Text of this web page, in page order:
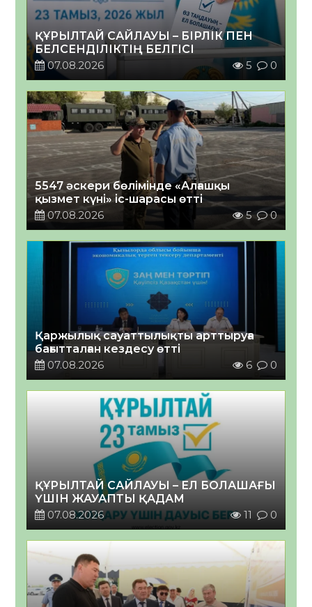
ҚҰРЫЛТАЙ САЙЛАУЫ – БІРЛІК ПЕН
БЕЛСЕНДІЛІКТІҢ БЕЛГІСІ
07.08.2026
5 0
5547 әскери бөлімінде «Алғашқы
қызмет күні» іс-шарасы өтті
07.08.2026
5 0
Қаржылық сауаттылықты арттыруға
бағытталған кездесу өтті
07.08.2026
6 0
ҚҰРЫЛТАЙ САЙЛАУЫ – ЕЛ БОЛАШАҒЫ
ҮШІН ЖАУАПТЫ ҚАДАМ
07.08.2026
11 0